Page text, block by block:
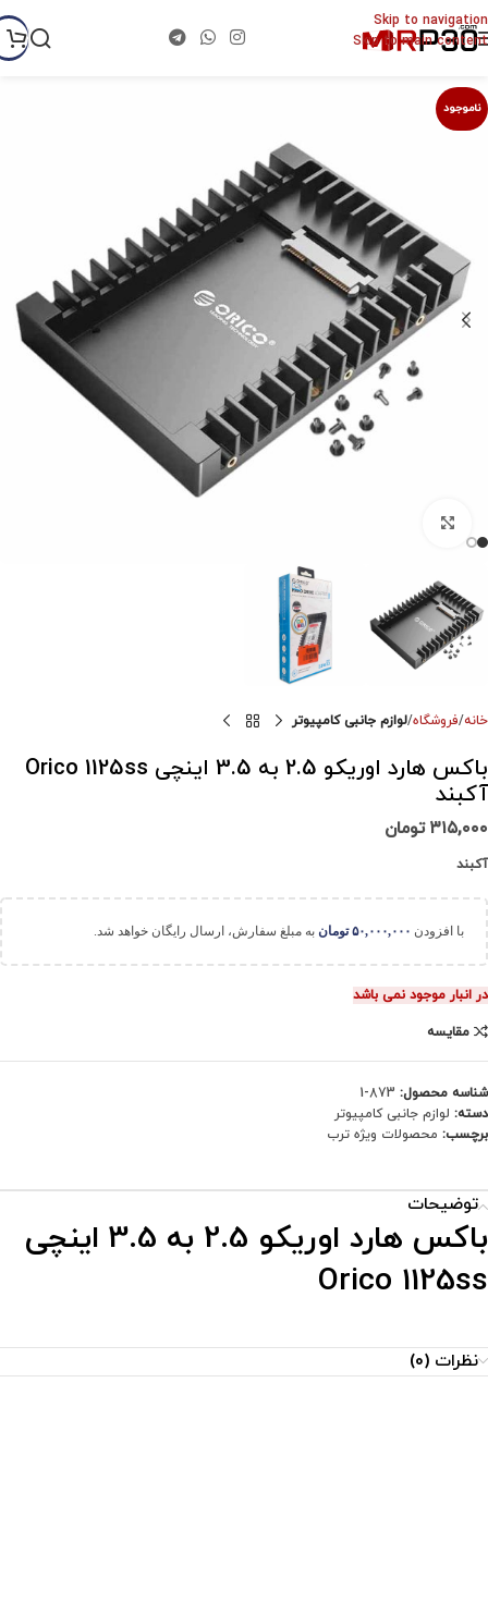
Skip to navigation
Skip to main content
ناموجود
خانه فروشگاه لوازم جانبی کامپیوتر
باکس هارد اوریکو 2.5 به 3.5 اینچی Orico 1125ss
آکبند
۳۱۵,۰۰۰ تومان
آکبند
با افزودن ۵۰,۰۰۰,۰۰۰ تومان به مبلغ سفارش، ارسال رایگان خواهد شد.
در انبار موجود نمی باشد
مقایسه
شناسه محصول: 873-1
دسته: لوازم جانبی کامپیوتر
برچسب: محصولات ویژه ترب
توضیحات
باکس هارد اوریکو 2.5 به 3.5 اینچی
Orico 1125ss
نظرات (0)